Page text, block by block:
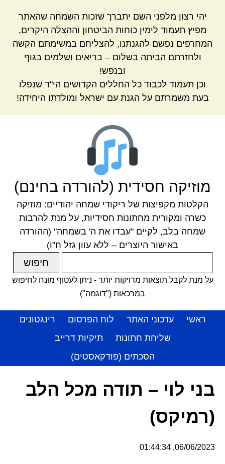
יהי רצון מלפני השם יתברך שזכות השמחה שהאתר
מפיץ תעמוד לימין כוחות הביטחון וההצלה היקרים,
המחרפים נפשם להגנתנו, להצליחם במשימתם הקשה
ולחזרתם הביתה בשלום – בריאים ושלמים בגוף
ובנפש!
וכן תעמוד לכבוד כל החללים הקדושים הי"ד שנפלו
בעת משמרתם על הגנת עם ישראל ומולדתו היחידה!
מוזיקה חסידית (להורדה בחינם)
הקלטות מקפיצות של ריקודי שמחה יהודיים: מוזיקה
כשרה ומקורית מחתונות חסידיות, על מנת להרבות
שמחה בלב, לקיים "עבדו את ה' בשמחה" (ההורדה
באישור היוצרים – ללא עוון גזל ח"ו)
על מנת לקבל תוצאות מדויקות יותר - ניתן לעטוף מונח לחיפוש
במרכאות ("דוגמה")
ראשי עדכוני האתר לוח הפרסום
רינגטונים
שליחת חתונות
תיקיות דרייב
הסכתים (פודקאסטים)
בני לוי – תודה מכל הלב
(רמיקס)
06/06/2023, 01:44:34